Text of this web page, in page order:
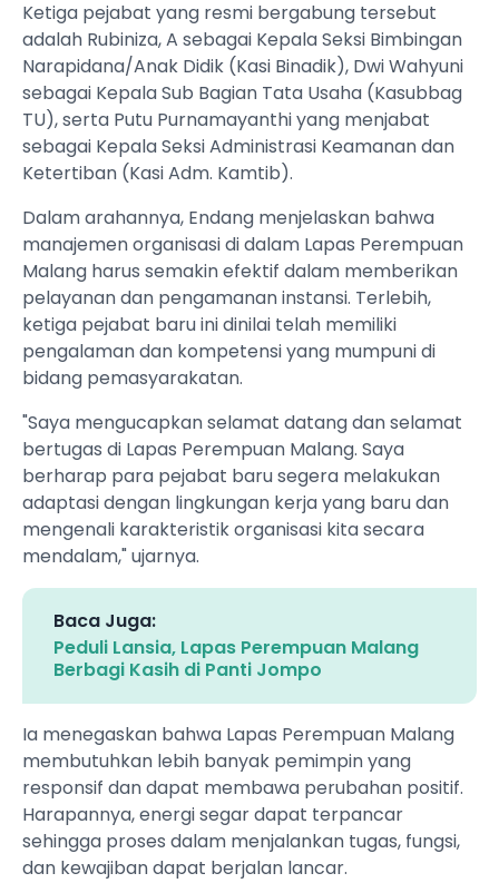
Ketiga pejabat yang resmi bergabung tersebut
adalah Rubiniza, A sebagai Kepala Seksi Bimbingan
Narapidana/Anak Didik (Kasi Binadik), Dwi Wahyuni
sebagai Kepala Sub Bagian Tata Usaha (Kasubbag
TU), serta Putu Purnamayanthi yang menjabat
sebagai Kepala Seksi Administrasi Keamanan dan
Ketertiban (Kasi Adm. Kamtib).
Dalam arahannya, Endang menjelaskan bahwa
manajemen organisasi di dalam Lapas Perempuan
Malang harus semakin efektif dalam memberikan
pelayanan dan pengamanan instansi. Terlebih,
ketiga pejabat baru ini dinilai telah memiliki
pengalaman dan kompetensi yang mumpuni di
bidang pemasyarakatan.
"Saya mengucapkan selamat datang dan selamat
bertugas di Lapas Perempuan Malang. Saya
berharap para pejabat baru segera melakukan
adaptasi dengan lingkungan kerja yang baru dan
mengenali karakteristik organisasi kita secara
mendalam," ujarnya.
Baca Juga:
Peduli Lansia, Lapas Perempuan Malang
Berbagi Kasih di Panti Jompo
Ia menegaskan bahwa Lapas Perempuan Malang
membutuhkan lebih banyak pemimpin yang
responsif dan dapat membawa perubahan positif.
Harapannya, energi segar dapat terpancar
sehingga proses dalam menjalankan tugas, fungsi,
dan kewajiban dapat berjalan lancar.